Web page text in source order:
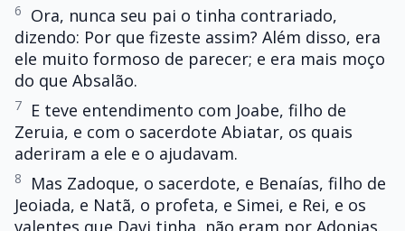
6
Ora, nunca seu pai o tinha contrariado,
dizendo: Por que fizeste assim? Além disso, era
ele muito formoso de parecer; e era mais moço
do que Absalão.
7
E teve entendimento com Joabe, filho de
Zeruia, e com o sacerdote Abiatar, os quais
aderiram a ele e o ajudavam.
8
Mas Zadoque, o sacerdote, e Benaías, filho de
Jeoiada, e Natã, o profeta, e Simei, e Rei, e os
valentes que Davi tinha, não eram por Adonias.